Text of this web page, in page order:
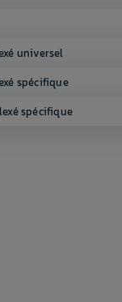
universel
spécifique
spécifique